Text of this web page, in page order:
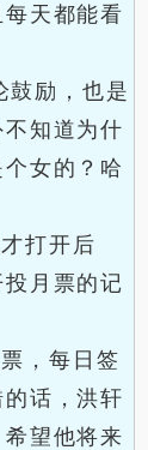
天都能看
励，也是
知道为什
女的？哈
打开后
月票的记
，每日签
话，洪轩
望他将来